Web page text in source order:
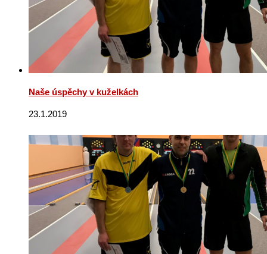
Naše úspěchy v kuželkách
23.1.2019